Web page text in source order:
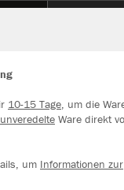
10-15 Tage, um die
unveredelte Ware direkt
um Informationen zur
Weitere